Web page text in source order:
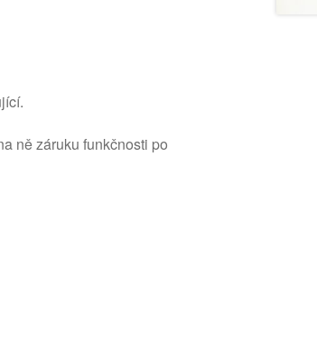
ně záruku funkčnosti po